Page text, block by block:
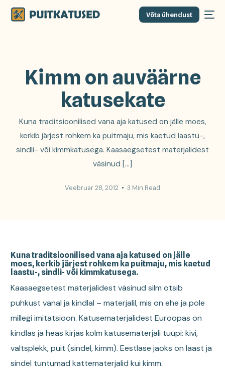
Võta ühendust
Kimm on auväärne
katusekate
Kuna traditsioonilised vana aja katused on jälle moes,
kerkib järjest rohkem ka puitmaju, mis kaetud laastu-,
sindli- või kimmkatusega. Kaasaegsetest materjalidest
väsinud […]
Veebruar 28, 2012 3 Min Read
Kuna traditsioonilised vana aja katused on jälle
moes, kerkib järjest rohkem ka puitmaju, mis kaetud
laastu-, sindli- või kimmkatusega.
Kaasaegsetest materjalidest väsinud silm otsib
puhkust vanal ja kindlal – materjalil, mis on ehe ja pole
millegi imitatsioon. Katusematerjalidest Euroopas on
kindlas ja heas kirjas kolm katusematerjali tüüpi: kivi,
valtsplekk, puit (sindel, kimm). Eestlase jaoks on laast ja
sindel tuntumad kattematerjalid kui kimm.